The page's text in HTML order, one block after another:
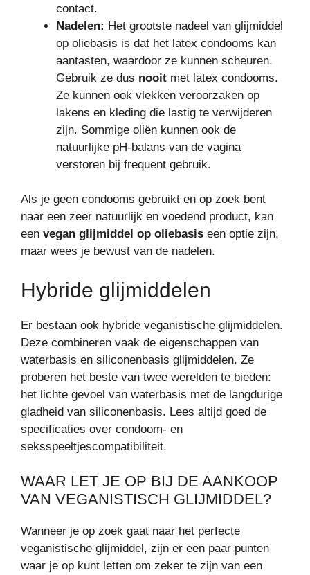
contact.
Nadelen: Het grootste nadeel van glijmiddel
op oliebasis is dat het latex condooms kan
aantasten, waardoor ze kunnen scheuren.
Gebruik ze dus nooit met latex condooms.
Ze kunnen ook vlekken veroorzaken op
lakens en kleding die lastig te verwijderen
zijn. Sommige oliën kunnen ook de
natuurlijke pH-balans van de vagina
verstoren bij frequent gebruik.
Als je geen condooms gebruikt en op zoek bent
naar een zeer natuurlijk en voedend product, kan
een vegan glijmiddel op oliebasis een optie zijn,
maar wees je bewust van de nadelen.
Hybride glijmiddelen
Er bestaan ook hybride veganistische glijmiddelen.
Deze combineren vaak de eigenschappen van
waterbasis en siliconenbasis glijmiddelen. Ze
proberen het beste van twee werelden te bieden:
het lichte gevoel van waterbasis met de langdurige
gladheid van siliconenbasis. Lees altijd goed de
specificaties over condoom- en
seksspeeltjescompatibiliteit.
WAAR LET JE OP BIJ DE AANKOOP
VAN VEGANISTISCH GLIJMIDDEL?
Wanneer je op zoek gaat naar het perfecte
veganistische glijmiddel, zijn er een paar punten
waar je op kunt letten om zeker te zijn van een